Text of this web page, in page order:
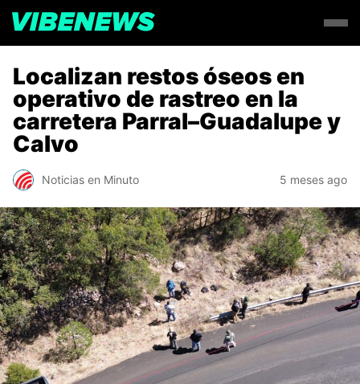
Localizan restos óseos en
operativo de rastreo en la
carretera Parral–Guadalupe y
Calvo
Noticias en Minuto 5 meses ago